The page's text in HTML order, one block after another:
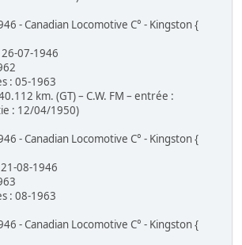
- Canadian Locomotive C° - Kingston {
07-1946
: 05-1963
km. (GT) – C.W. FM – entrée :
: 12/04/1950)
- Canadian Locomotive C° - Kingston {
08-1946
: 08-1963
- Canadian Locomotive C° - Kingston {